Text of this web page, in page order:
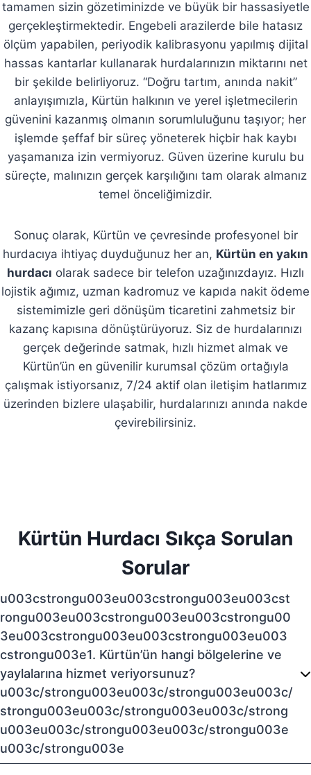
tamamen sizin gözetiminizde ve büyük bir hassasiyetle
gerçekleştirmektedir. Engebeli arazilerde bile hatasız
ölçüm yapabilen, periyodik kalibrasyonu yapılmış dijital
hassas kantarlar kullanarak hurdalarınızın miktarını net
bir şekilde belirliyoruz. “Doğru tartım, anında nakit”
anlayışımızla, Kürtün halkının ve yerel işletmecilerin
güvenini kazanmış olmanın sorumluluğunu taşıyor; her
işlemde şeffaf bir süreç yöneterek hiçbir hak kaybı
yaşamanıza izin vermiyoruz. Güven üzerine kurulu bu
süreçte, malınızın gerçek karşılığını tam olarak almanız
temel önceliğimizdir.
Sonuç olarak, Kürtün ve çevresinde profesyonel bir
hurdacıya ihtiyaç duyduğunuz her an, Kürtün en yakın
hurdacı olarak sadece bir telefon uzağınızdayız. Hızlı
lojistik ağımız, uzman kadromuz ve kapıda nakit ödeme
sistemimizle geri dönüşüm ticaretini zahmetsiz bir
kazanç kapısına dönüştürüyoruz. Siz de hurdalarınızı
gerçek değerinde satmak, hızlı hizmet almak ve
Kürtün’ün en güvenilir kurumsal çözüm ortağıyla
çalışmak istiyorsanız, 7/24 aktif olan iletişim hatlarımız
üzerinden bizlere ulaşabilir, hurdalarınızı anında nakde
çevirebilirsiniz.
Kürtün Hurdacı Sıkça Sorulan
Sorular
u003cstrongu003eu003cstrongu003eu003cst
rongu003eu003cstrongu003eu003cstrongu00
3eu003cstrongu003eu003cstrongu003eu003
cstrongu003e1. Kürtün’ün hangi bölgelerine ve
yaylalarına hizmet veriyorsunuz?
u003c/strongu003eu003c/strongu003eu003c/
strongu003eu003c/strongu003eu003c/strong
u003eu003c/strongu003eu003c/strongu003e
u003c/strongu003e